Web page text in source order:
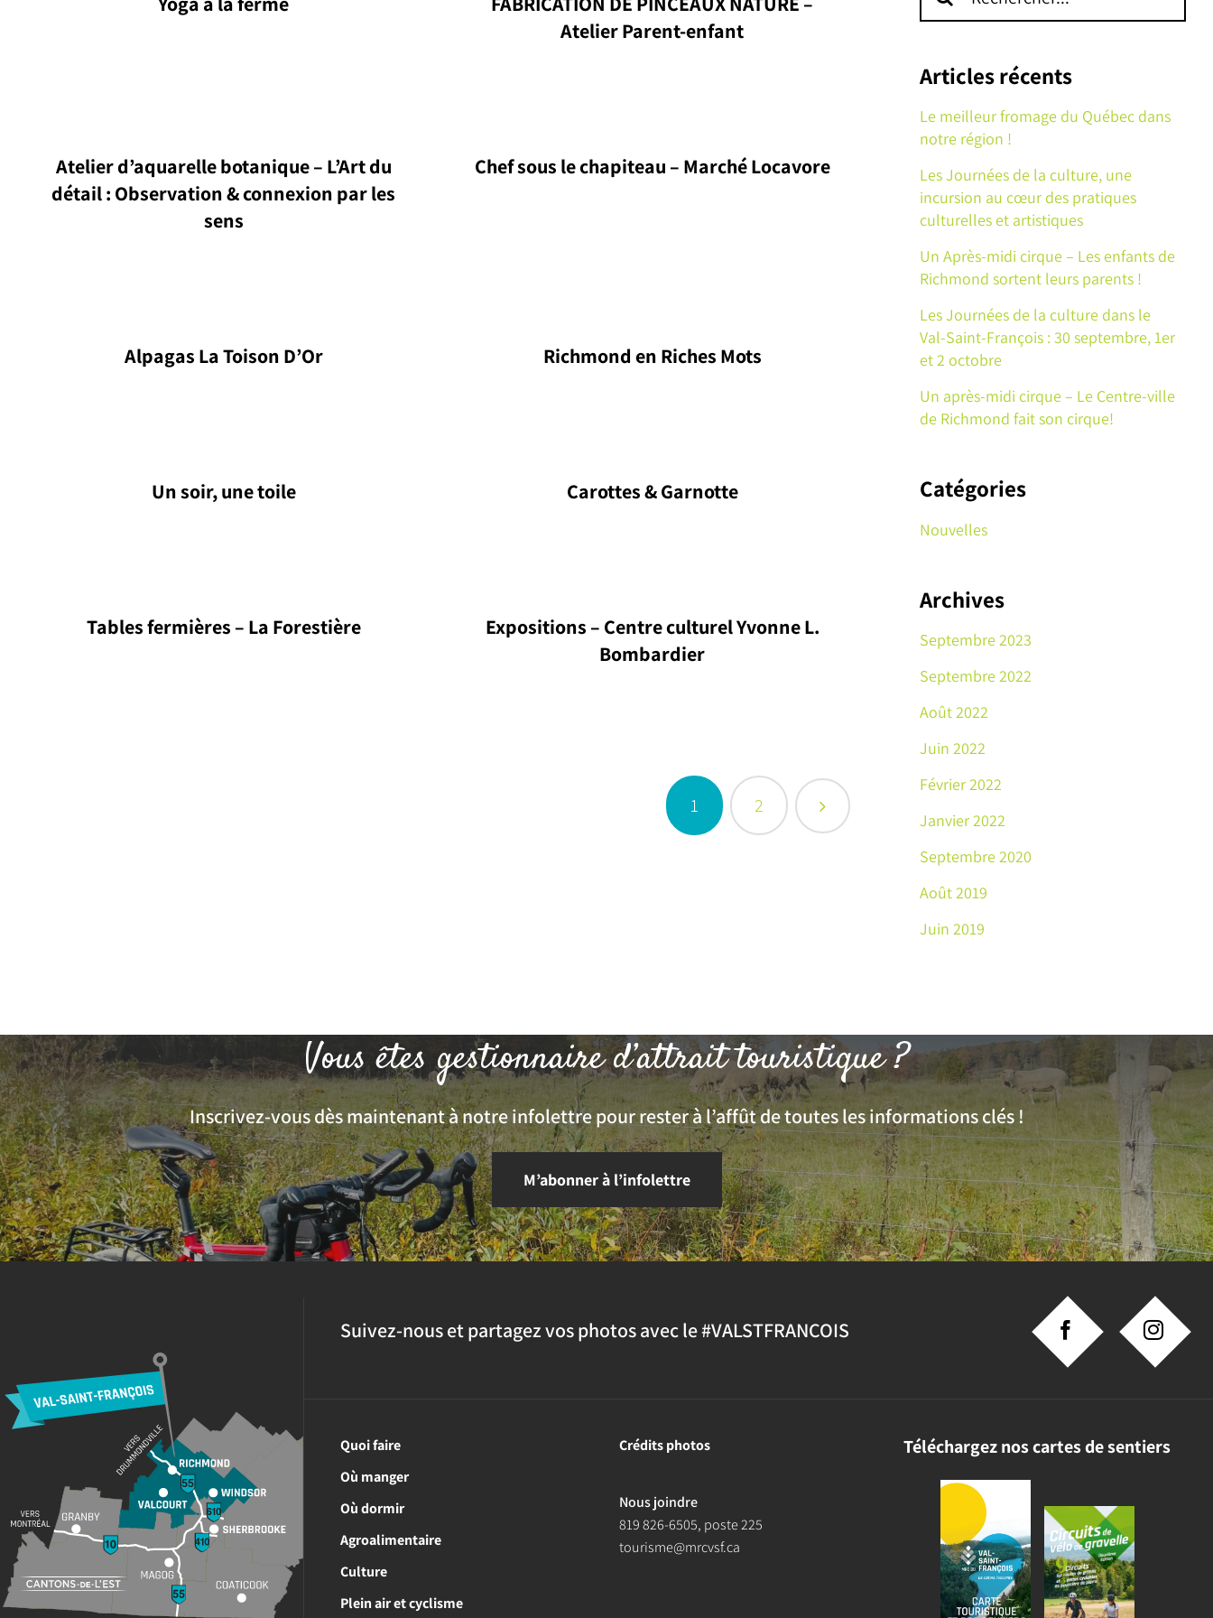
Atelier Parent-enfant
Atelier d’aquarelle botanique – L’Art du
détail : Observation & connexion par les
sens
Chef sous le chapiteau – Marché Locavore
Alpagas La Toison D’Or Richmond en Riches Mots
Un soir, une toile Carottes & Garnotte
Tables fermières – La Forestière
Expositions – Centre culturel Yvonne L.
Bombardier
1 2
sur
site
Articles récents
Le meilleur fromage du Québec dans
notre région !
Les Journées de la culture, une
incursion au cœur des pratiques
culturelles et artistiques
Un Après-midi cirque – Les enfants de
Richmond sortent leurs parents !
Les Journées de la culture dans le
Val-Saint-François : 30 septembre, 1er
et 2 octobre
Un après-midi cirque – Le Centre-ville
de Richmond fait son cirque!
Catégories
Nouvelles
Archives
Septembre 2023
Septembre 2022
Août 2022
Juin 2022
Février 2022
Janvier 2022
Septembre 2020
Août 2019
Juin 2019
Vous êtes gestionnaire d’attrait touristique ?
Inscrivez-vous dès maintenant à notre infolettre pour rester à l’affût de toutes les informations clés !
M’abonner à l’infolettre
Suivez-nous et partagez vos photos avec le #VALSTFRANCOIS
Quoi faire
Où manger
Où dormir
Agroalimentaire
Culture
Plein air et cyclisme
Crédits photos
Nous joindre
819 826-6505, poste 225
tourisme@mrcvsf.ca
Téléchargez nos cartes de sentiers